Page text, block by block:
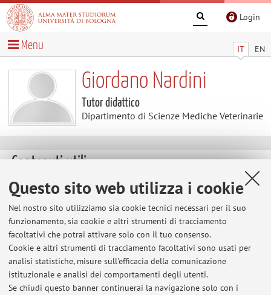
Questo sito web utilizza i cookie
Nel nostro sito utilizziamo sia cookie tecnici necessari per il suo
funzionamento, sia cookie e altri strumenti di tracciamento
facoltativi che potrai attivare solo con il tuo consenso.
Cookie e altri strumenti di tracciamento facoltativi sono usati per
analisi statistiche, misure sull'efficacia della comunicazione
istituzionale e analisi dei comportamenti degli utenti.
Se chiudi questo banner continuerai la navigazione solo con i
Login
IT EN
Menu
Giordano Nardini
Tutor didattico
Dipartimento di Scienze Mediche Veterinarie
Contenuti utili
Al momento non sono presenti contenuti.
Ultimi avvisi
Al momento non sono presenti avvisi.